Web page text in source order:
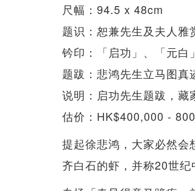
尺幅：94.5 x 48cm
题识：恕兼先生及夫人雅
钤印：「启功」、「元白
题跋：悲鸿先生立马图真
说明：启功先生题跋，藏
估价：HK$400,000 -
提起徐悲鸿，大家必然会
齐白石的虾，并称20世纪